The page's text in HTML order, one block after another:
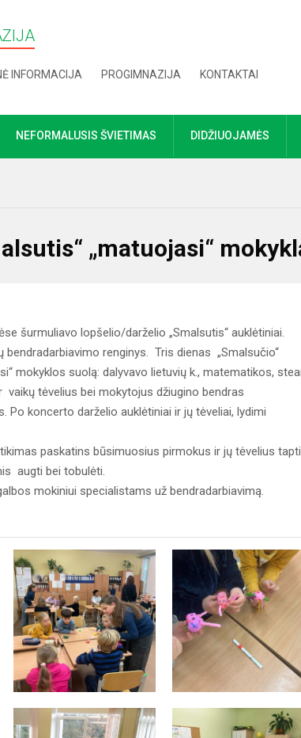
INFORMACIJA PROGIMNAZIJA KONTAKTAI
NEFORMALUSIS ŠVIETIMAS DIDŽIUOJAMĖS
„matuojasi“
šurmuliavo lopšelio/darželio „Smalsutis“ auklėtiniai.
renginys. Tris dienas „Smalsučio“
mokyklos suolą: dalyvavo lietuvių k., matematikos,
tėvelius bei mokytojus džiugino bendras
Po koncerto darželio auklėtiniai ir jų tėveliai, lydimi
paskatins būsimuosius pirmokus ir jų tėvelius tapti
augti bei tobulėti.
mokiniui specialistams už bendradarbiavimą.